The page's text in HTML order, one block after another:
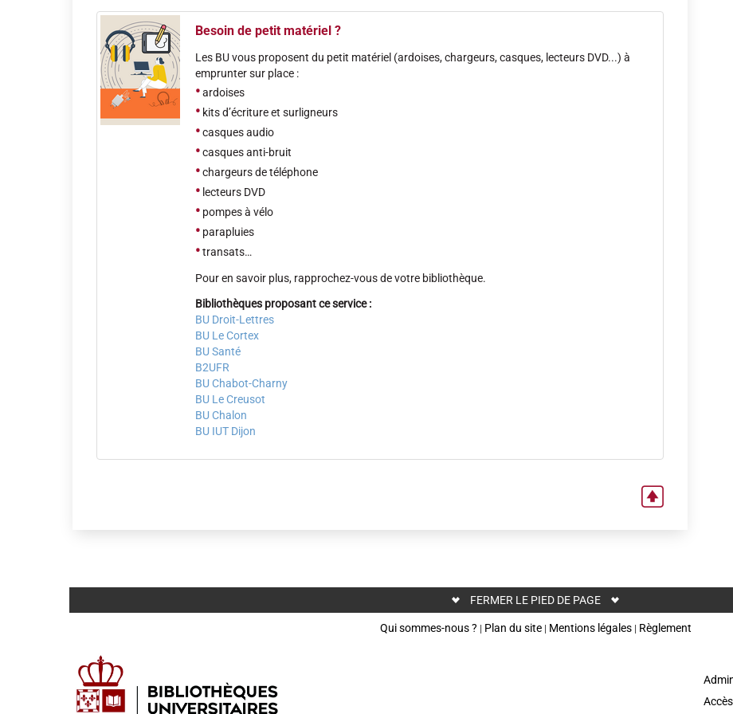
Besoin de petit matériel ?
Les BU vous proposent du petit matériel (ardoises, chargeurs, casques, lecteurs DVD...) à
emprunter sur place :
•ardoises
• kits d’écriture et surligneurs
•casques audio
•casques anti-bruit
•chargeurs de téléphone
• lecteurs DVD
• pompes à vélo
• parapluies
•transats…
Pour en savoir plus, rapprochez-vous de votre bibliothèque.
Bibliothèques proposant ce service :
BU Droit-Lettres
BU Le Cortex
BU Santé
B2UFR
BU Chabot-Charny
BU Le Creusot
BU Chalon
BU IUT Dijon
FERMER LE PIED DE PAGE
Qui sommes-nous ? | Plan du site| Mentions légales| Règlement